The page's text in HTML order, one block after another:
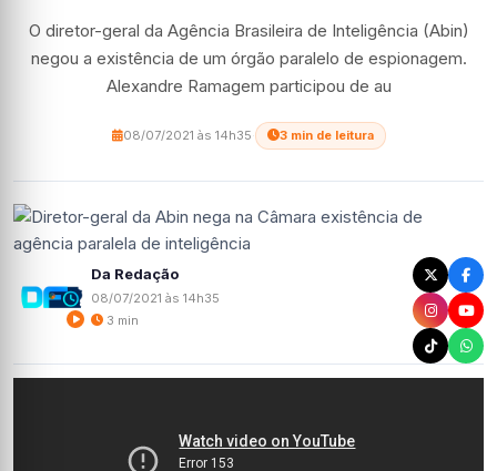
O diretor-geral da Agência Brasileira de Inteligência (Abin)
negou a existência de um órgão paralelo de espionagem.
Alexandre Ramagem participou de au
08/07/2021 às 14h35 3 min de leitura
Da Redação
08/07/2021 às 14h35
3 min